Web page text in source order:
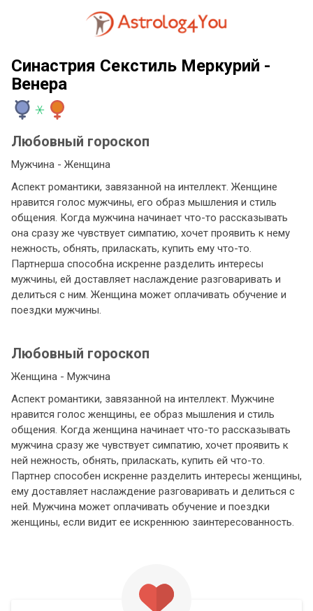
Синастрия Секстиль Меркурий -
Венера
Любовный гороскоп
Мужчина - Женщина
Аспект романтики, завязанной на интеллект. Женщине
нравится голос мужчины, его образ мышления и стиль
общения. Когда мужчина начинает что-то рассказывать
она сразу же чувствует симпатию, хочет проявить к нему
нежность, обнять, приласкать, купить ему что-то.
Партнерша способна искренне разделить интересы
мужчины, ей доставляет наслаждение разговаривать и
делиться с ним. Женщина может оплачивать обучение и
поездки мужчины.
Любовный гороскоп
Женщина - Мужчина
Аспект романтики, завязанной на интеллект. Мужчине
нравится голос женщины, ее образ мышления и стиль
общения. Когда женщина начинает что-то рассказывать
мужчина сразу же чувствует симпатию, хочет проявить к
ней нежность, обнять, приласкать, купить ей что-то.
Партнер способен искренне разделить интересы женщины,
ему доставляет наслаждение разговаривать и делиться с
ней. Мужчина может оплачивать обучение и поездки
женщины, если видит ее искреннюю заинтересованность.